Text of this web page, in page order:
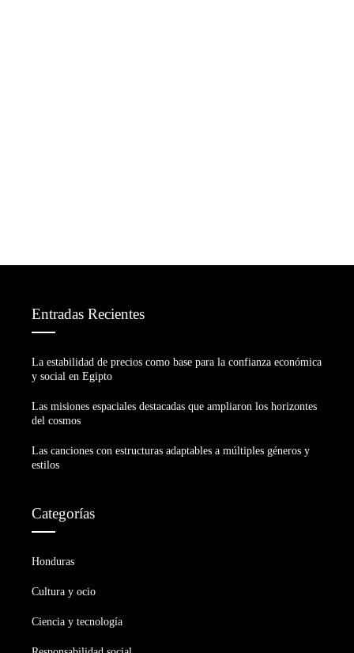
Entradas Recientes
La estabilidad de precios como base para la confianza económica
y social en Egipto
Las misiones espaciales destacadas que ampliaron los horizontes
del cosmos
Las canciones con estructuras adaptables a múltiples géneros y
estilos
Categorías
Honduras
Cultura y ocio
Ciencia y tecnología